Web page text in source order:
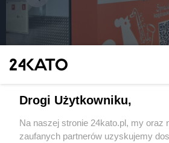
Pierwsza w Katowicach
foodowej
Wydawca mediów lokalnych
Drogi Użytkowniku,
Na naszej stronie 24kato.pl, my oraz
zaufanych partnerów uzyskujemy